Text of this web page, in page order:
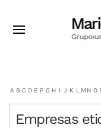
A B C D E F G H I J K L MN O
Empresas